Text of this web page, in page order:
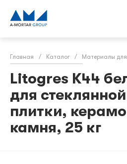
Главная / Каталог / Материалы
Litogres K44
для
плитки,
камня, 25 кг